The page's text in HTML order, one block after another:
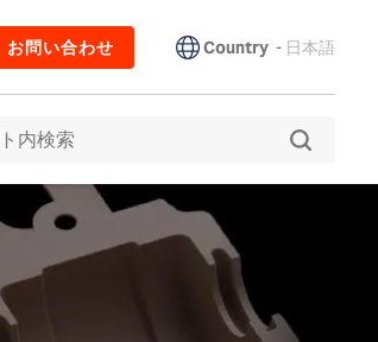
お問い合わせ Country - 日本語